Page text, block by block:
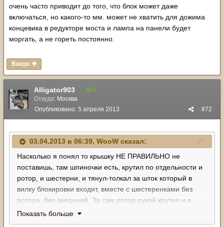
очень часто приводит до того, что блок может даже
включаться, но какого-то мм. может не хватить для дожима
концевика в редукторе моста и лампа на панели будет
моргать, а не гореть постоянно.
Вверх
Alligator903 6
Откуда: Москва
#72
Опубликовано: 5 апреля 2013
03.04.2013 в 06:39, WooW сказал:
Насколько я понял то крышку НЕ ПРАВИЛЬНО не
поставишь, там шпиночки есть, крутил по отдельности и
ротор, и шестерни, и тянул-толкал за шток который в
вилку блокировки входит, вместе с шестеренками без
ротора, без заеданий. За сам ротор рукой крутил и в
одну сторону и в другу шток ходит как по маслу, а вот
подав напряжение все, мотор не крутится, только гудит(
Показать больше